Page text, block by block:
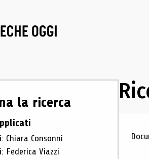
la ricerca
Chiara Consonni
Federica Viazzi